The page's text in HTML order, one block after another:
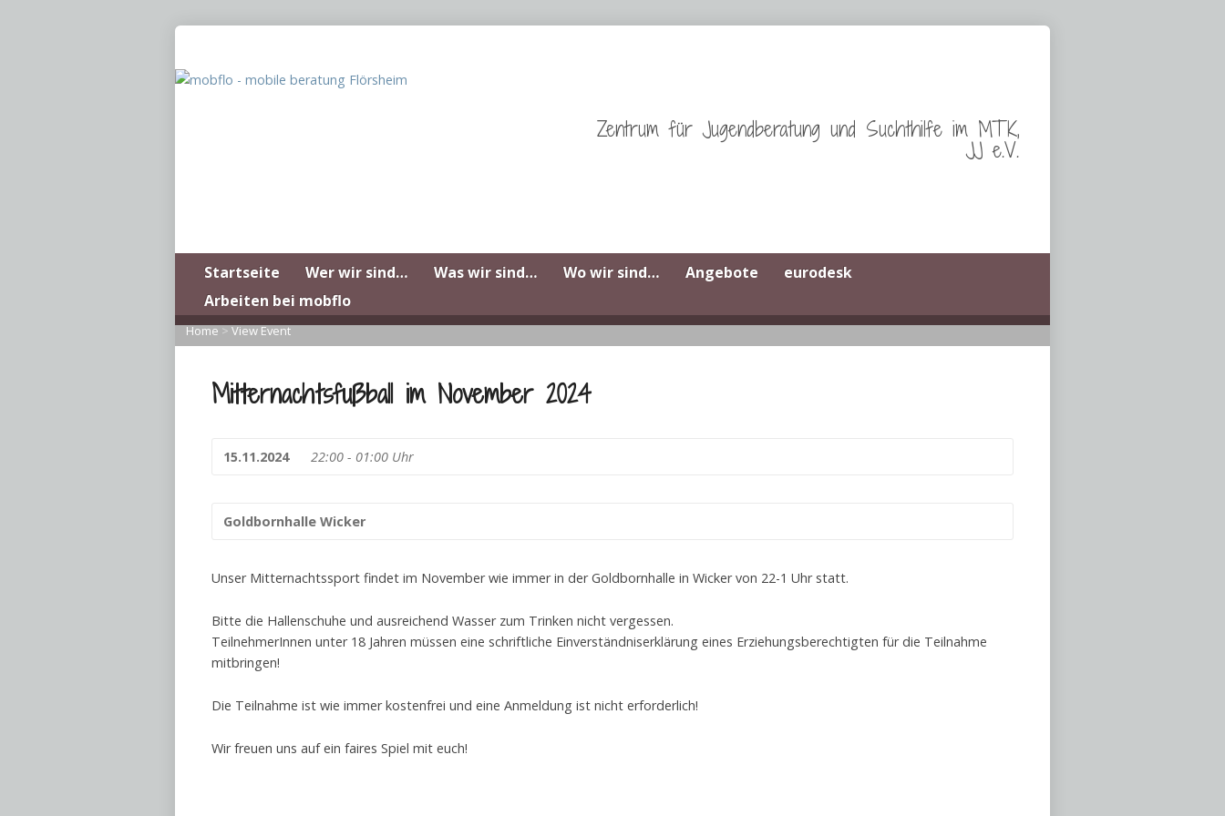
Zentrum für Jugendberatung und Suchthilfe im MTK,
JJ e.V.
Startseite Wer wir sind… Was wir sind… Wo wir sind… Angebote
eurodesk
Arbeiten bei mobflo
Home>View Event
Mitternachtsfußball im November 2024
15.11.2024 22:00 - 01:00 Uhr
Goldbornhalle Wicker
Unser Mitternachtssport findet im November wie immer in der Goldbornhalle in Wicker von 22-1 Uhr statt.
Bitte die Hallenschuhe und ausreichend Wasser zum Trinken nicht vergessen.
TeilnehmerInnen unter 18 Jahren müssen eine schriftliche Einverständniserklärung eines Erziehungsberechtigten für die Teilnahme
mitbringen!
Die Teilnahme ist wie immer kostenfrei und eine Anmeldung ist nicht erforderlich!
Wir freuen uns auf ein faires Spiel mit euch!